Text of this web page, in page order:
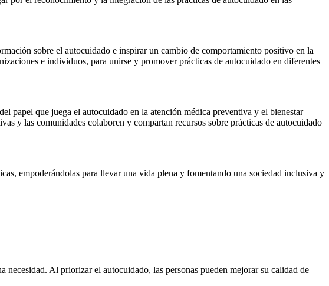
sobre el autocuidado e inspirar un cambio de comportamiento positivo en la
e individuos, para unirse y promover prácticas de autocuidado en diferentes
papel que juega el autocuidado en la atención médica preventiva y el bienestar
y las comunidades colaboren y compartan recursos sobre prácticas de autocuidado
empoderándolas para llevar una vida plena y fomentando una sociedad inclusiva y
Al priorizar el autocuidado, las personas pueden mejorar su calidad de